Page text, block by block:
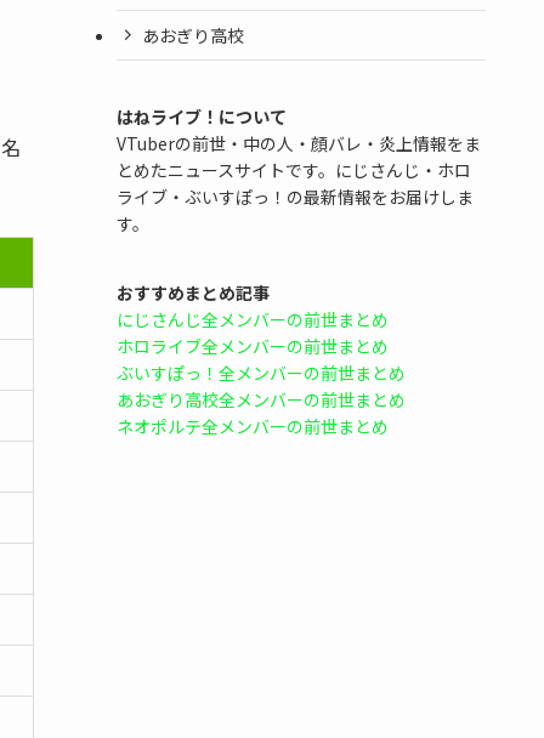
あおぎり高校
はねライブ！について
VTuberの前世・中の人・顔バレ・炎上情報をま
とめたニュースサイトです。にじさんじ・ホロ
ライブ・ぶいすぽっ！の最新情報をお届けしま
す。
おすすめまとめ記事
にじさんじ全メンバーの前世まとめ
ホロライブ全メンバーの前世まとめ
ぶいすぽっ！全メンバーの前世まとめ
あおぎり高校全メンバーの前世まとめ
ネオポルテ全メンバーの前世まとめ